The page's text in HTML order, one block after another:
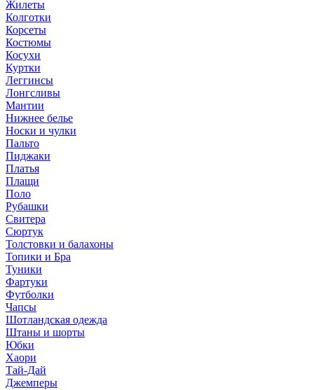
Жилеты
Колготки
Корсеты
Костюмы
Косухи
Куртки
Леггинсы
Лонгсливы
Мантии
Нижнее белье
Носки и чулки
Пальто
Пиджаки
Платья
Плащи
Поло
Рубашки
Свитера
Сюртук
Толстовки и балахоны
Топики и Бра
Туники
Фартуки
Футболки
Чапсы
Шотландская одежда
Штаны и шорты
Юбки
Хаори
Тай-Дай
Джемперы